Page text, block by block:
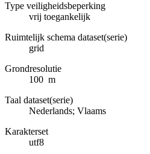
Type veiligheidsbeperking
vrij toegankelijk
Ruimtelijk schema dataset(serie)
grid
Grondresolutie
100 m
Taal dataset(serie)
Nederlands; Vlaams
Karakterset
utf8